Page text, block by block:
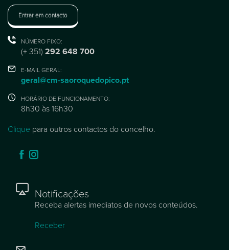
Entrar em contacto
NÚMERO FIXO:
(+ 351) 292 648 700
E-MAIL GERAL:
geral@cm-saoroquedopico.pt
HORÁRIO DE FUNCIONAMENTO:
8h30 às 16h30
Clique para outros contactos do concelho.
Notificações
Receba alertas imediatos de novos conteúdos.
Receber